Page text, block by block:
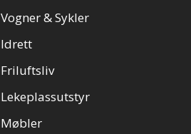
Vogner & Sykler
Idrett
Friluftsliv
Lekeplassutstyr
Møbler